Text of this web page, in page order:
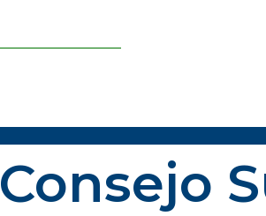
Consejo